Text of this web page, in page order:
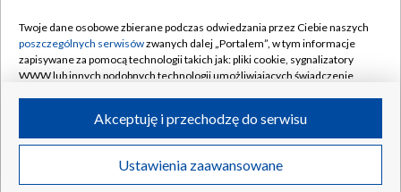
Transmisje Wideo
Biuro Reklamy
Oferta Handlowa
Telegazeta ogłoszenia
Emisja w TVP
Rada Programowa
Ogłoszenia przetargowe
Moje zgody
Biuro reklamy
Kontakt
Twoje dane osobowe zbierane podczas odwiedzania przez Ciebie naszych
poszczególnych serwisówzwanych dalej „Portalem”, w tym informacje
zapisywane za pomocą technologii takich jak: pliki cookie, sygnalizatory
WWW lub innych podobnych technologii umożliwiających świadczenie
ruchu w Internecie.
Twoje dane osobowe zbierane podczas odwiedzania przez Ciebie
poszczególnych serwisówna Portalu, takie jak adresy IP, identyfikatory
Ustawienia zaawansowane
Akceptuję i przechodzę do serwisu